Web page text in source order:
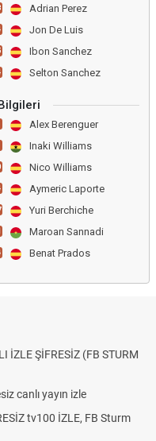
Adrian Perez
Jon De Luis
Ibon Sanchez
Selton Sanchez
Alex Berenguer
Inaki Williams
Nico Williams
Aymeric Laporte
Yuri Berchiche
Maroan Sannadi
Benat Prados
İZLE ŞİFRESİZ (FB STURM
canlı yayın izle
tv100 İZLE, FB Sturm